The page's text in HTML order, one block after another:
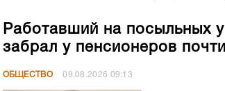
Работавший на посыльных
забрал у пенсионеров
ОБЩЕСТВО 09.08.2026 09:13